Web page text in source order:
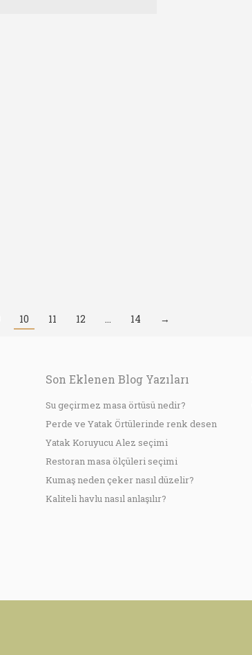
10 11 12 … 14 →
Son Eklenen Blog Yazıları
Su geçirmez masa örtüsü nedir?
Perde ve Yatak Örtülerinde renk desen
Yatak Koruyucu Alez seçimi
Restoran masa ölçüleri seçimi
Kumaş neden çeker nasıl düzelir?
Kaliteli havlu nasıl anlaşılır?